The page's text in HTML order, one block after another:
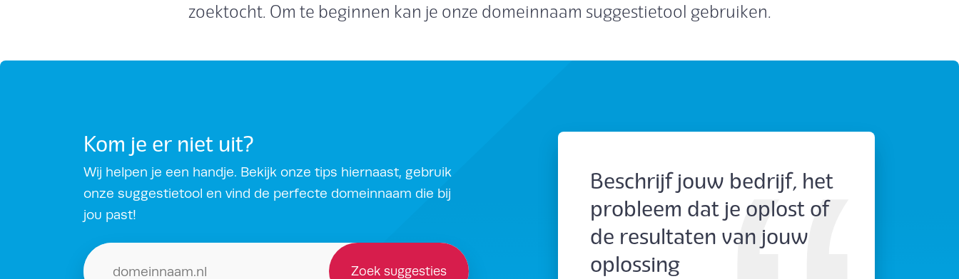
zoektocht. Om te beginnen kan je onze domeinnaam suggestietool gebruiken.
Kom je er niet uit?
Wij helpen je een handje. Bekijk onze tips hiernaast, gebruik
onze suggestietool en vind de perfecte domeinnaam die bij
jou past!
Zoek suggesties
Beschrijf jouw bedrijf, het
probleem dat je oplost of
de resultaten van jouw
oplossing